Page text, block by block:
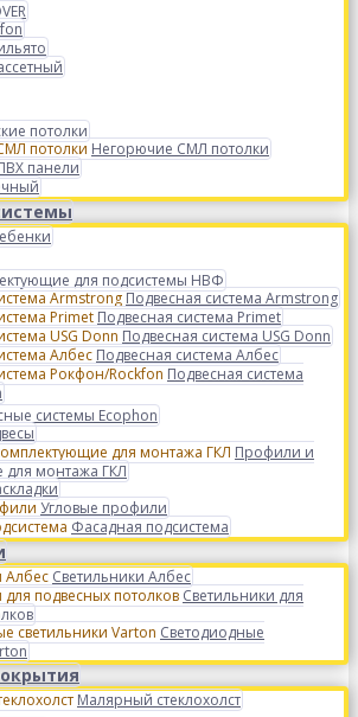
потолки
Негорючие СМЛ потолки
панели
для подсистемы НВФ
Подвесная система Armstrong
Подвесная система Primet
Подвесная система USG Donn
Подвесная система Албес
Подвесная система
системы Ecophon
Профили и
монтажа ГКЛ
Угловые профили
Фасадная подсистема
Светильники Албес
Светильники для
Светодиодные
Малярный стеклохолст